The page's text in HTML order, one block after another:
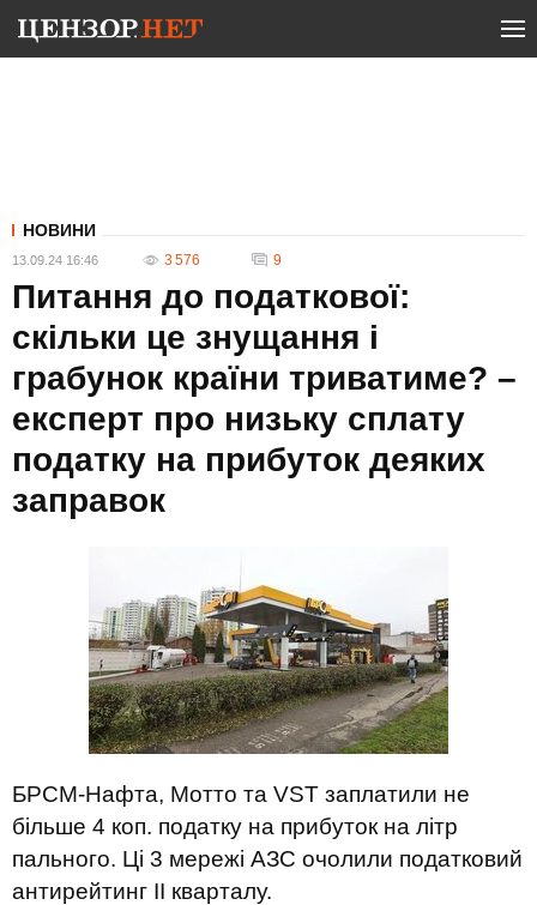
НОВИНИ
13.09.24 16:46 3 576 9
Питання до податкової:
скільки це знущання і
грабунок країни триватиме? –
експерт про низьку сплату
податку на прибуток деяких
заправок
БРСМ-Нафта, Мотто та VST заплатили не
більше 4 коп. податку на прибуток на літр
пального. Ці 3 мережі АЗС очолили податковий
антирейтинг ІІ кварталу.